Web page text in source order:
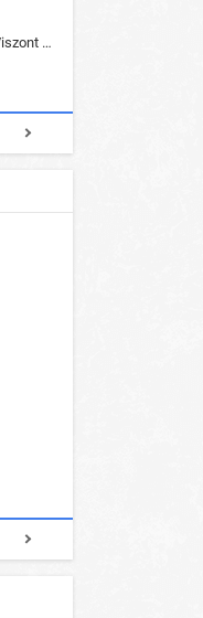
Amióta bejött, csak ezzel játszom. Viszont mint minden más - akár az alapjáték is, ez is baromira összetett lett. Néha már pár kör után is esélytelen az egész. Vagy irreállisan túltápol valaki, vagy lelép a partner, vagy csak hülye mint a segg. És amikor eljönne az én időm, na akkor jön el mindenki másé is. Engem jobban érdekelne, hogy ki milyen ratingen szokott játszani. Na ez lenne egy érdekes adat.